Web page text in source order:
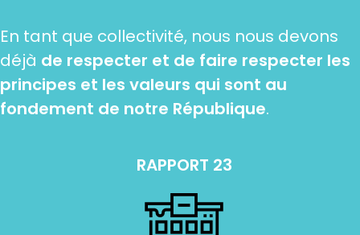
En tant que collectivité, nous nous devons
déjà de respecter et de faire respecter les
principes et les valeurs qui sont au
fondement de notre République.
RAPPORT 23